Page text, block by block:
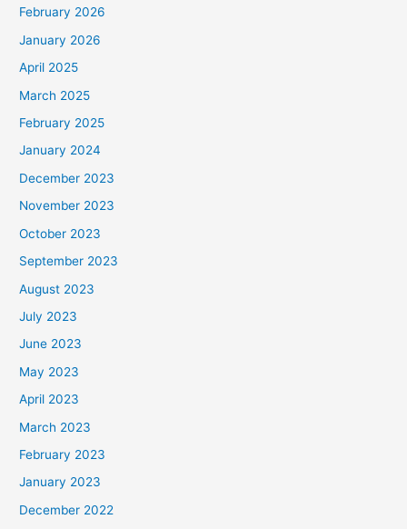
February 2026
January 2026
April 2025
March 2025
February 2025
January 2024
December 2023
November 2023
October 2023
September 2023
August 2023
July 2023
June 2023
May 2023
April 2023
March 2023
February 2023
January 2023
December 2022